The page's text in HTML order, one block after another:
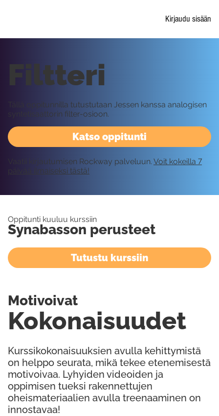
Kirjaudu sisään
Katso oppitunti
Filtteri
Tällä oppitunnilla tutustutaan Jessen kanssa analogisen
syntetisaattorin filter-osioon.
Vaatii kirjautumisen Rockway palveluun. Voit kokeilla 7
päivää ilmaiseksi tästä!
Oppitunti kuuluu kurssiin
Synabasson perusteet
Tutustu kurssiin
Kurssikokonaisuuksien avulla kehittymistä
on helppo seurata, mikä tekee etenemisestä
motivoivaa. Lyhyiden videoiden ja
oppimisen tueksi rakennettujen
oheismateriaalien avulla treenaaminen on
innostavaa!
Kokonaisuudet
Motivoivat